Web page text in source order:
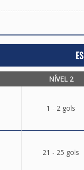
NÍVEL 2
1 - 2 gols
21 - 25 gols